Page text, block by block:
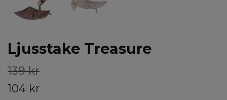
Ljusstake Treasure
139 kr
104 kr